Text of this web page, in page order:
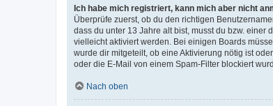
Ich habe mich registriert, kann mich aber nicht
Überprüfe zuerst, ob du den richtigen
dass du unter 13 Jahre alt bist, musst du bzw.
vielleicht aktiviert werden. Bei einigen Boards
wurde dir mitgeteilt, ob eine Aktivierung nötig ist
oder die E-Mail von einem Spam-Filter blockiert
Nach oben